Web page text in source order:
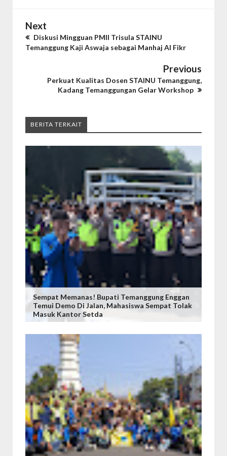
Next
Diskusi Mingguan PMII Trisula STAINU
Temanggung Kaji Aswaja sebagai Manhaj Al Fikr
Previous
Perkuat Kualitas Dosen STAINU Temanggung,
Kadang Temanggungan Gelar Workshop
BERITA TERKAIT
Sempat Memanas! Bupati Temanggung Enggan
Temui Demo Di Jalan, Mahasiswa Sempat Tolak
Masuk Kantor Setda